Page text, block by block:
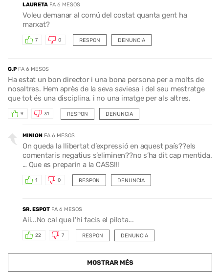
LAURETA FA 6 MESOS
Voleu demanar al comú del costat quanta gent ha
marxat?
RESPON
7 0 DENUNCIA
G.P FA 6 MESOS
Ha estat un bon director i una bona persona per a molts de
nosaltres. Hem après de la seva saviesa i del seu mestratge
que tot és una disciplina, i no una imatge per als altres.
RESPON
9 31 DENUNCIA
MINION FA 6 MESOS
On queda la llibertat d’expressió en aquest país??els
comentaris negatius s’eliminen??no s’ha dit cap mentida.
… Que es preparin a la CASS!!!
RESPON
1 0 DENUNCIA
SR. ESPOT FA 6 MESOS
Aii...No cal que l'hi facis el pilota...
RESPON
22 7 DENUNCIA
MOSTRAR MÉS